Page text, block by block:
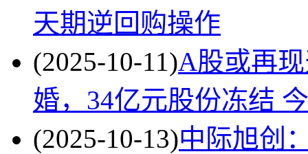
天期逆回购操作
(2025-10-11)A股或再
婚，34亿元股份冻结
(2025-10-13)中际旭创